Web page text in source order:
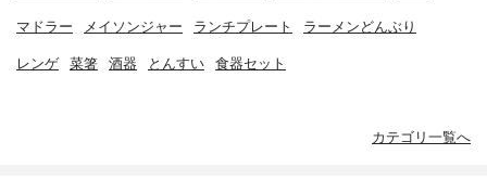
マドラー メイソンジャー ランチプレート ラーメンどんぶり
レンゲ 菜箸 酒器 とんすい 食器セット
カテゴリ一覧へ